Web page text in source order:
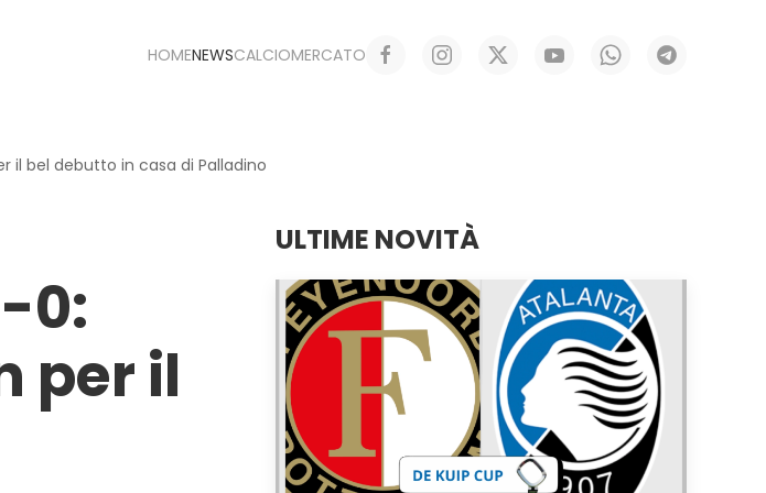
HOMENEWSCALCIOMERCATO
il bel debutto in casa di Palladino
0:
per il
ULTIME NOVITÀ